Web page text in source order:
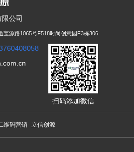
公司
宝源路1065号F518时尚创意园F3栋306
扫码添加微信
维码营销 立信创源